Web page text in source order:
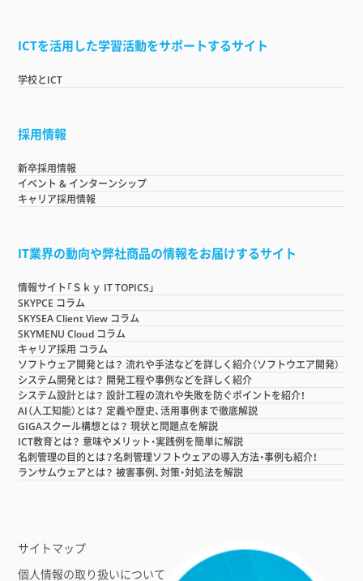
ICTを活用した学習活動をサポートするサイト
学校とICT
採用情報
新卒採用情報
イベント & インターンシップ
キャリア採用情報
IT業界の動向や弊社商品の情報をお届けするサイト
情報サイト「Ｓｋｙ IT TOPICS」
SKYPCE コラム
SKYSEA Client View コラム
SKYMENU Cloud コラム
キャリア採用 コラム
ソフトウェア開発とは？ 流れや手法などを詳しく紹介（ソフトウエア開発）
システム開発とは？ 開発工程や事例などを詳しく紹介
システム設計とは？ 設計工程の流れや失敗を防ぐポイントを紹介！
AI（人工知能）とは？ 定義や歴史、活用事例まで徹底解説
GIGAスクール構想とは？ 現状と問題点を解説
ICT教育とは？ 意味やメリット・実践例を簡単に解説
名刺管理の目的とは？名刺管理ソフトウェアの導入方法・事例も紹介！
ランサムウェアとは？ 被害事例、対策・対処法を解説
サイトマップ
個人情報の取り扱いについて